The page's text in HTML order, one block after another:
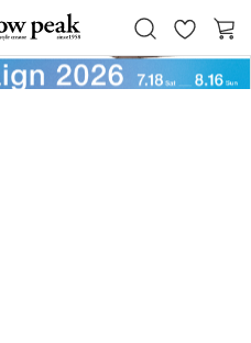
Peak
お
気
カ
ー